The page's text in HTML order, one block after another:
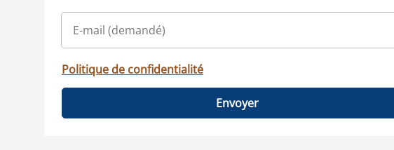
Politique de confidentialité
Envoyer